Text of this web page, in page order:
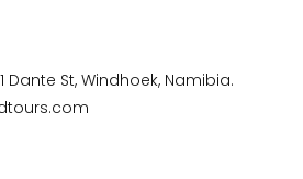
Dante St, Windhoek, Namibia.